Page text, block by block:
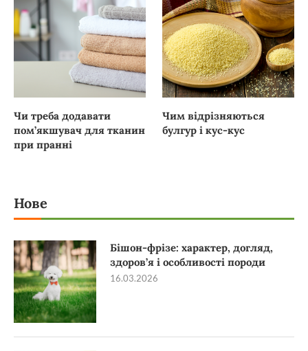
Чи треба додавати
пом’якшувач для тканин
при пранні
Чим відрізняються
булгур і кус-кус
Нове
Бішон-фрізе: характер, догляд,
здоров’я і особливості породи
16.03.2026